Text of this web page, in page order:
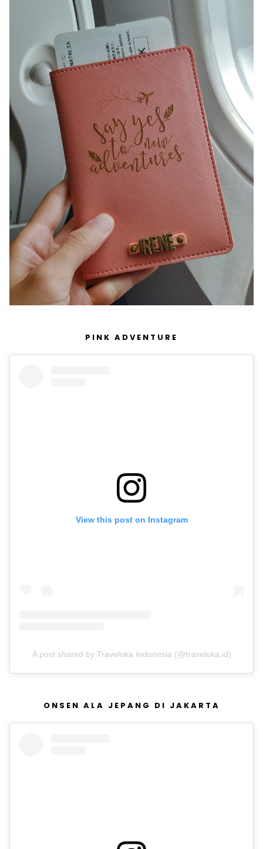
PINK ADVENTURE
View this post on Instagram
A post shared by Traveloka Indonesia (@traveloka.id)
ONSEN ALA JEPANG DI JAKARTA